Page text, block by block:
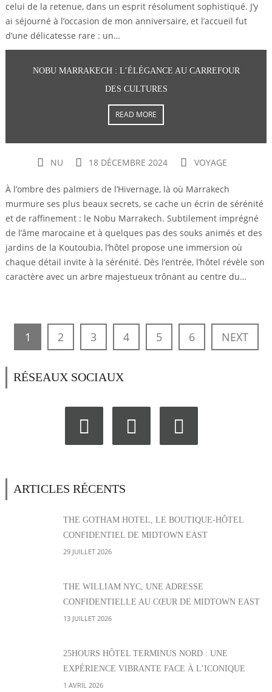
celui de la retenue, dans un esprit résolument sophistiqué. J’y
ai séjourné à l’occasion de mon anniversaire, et l’accueil fut
d’une délicatesse rare : un…
NOBU MARRAKECH : L’ÉLÉGANCE AU CARREFOUR
DES CULTURES
READ MORE
NU 18 DÉCEMBRE 2024 VOYAGE
À l’ombre des palmiers de l’Hivernage, là où Marrakech
murmure ses plus beaux secrets, se cache un écrin de sérénité
et de raffinement : le Nobu Marrakech. Subtilement imprégné
de l’âme marocaine et à quelques pas des souks animés et des
jardins de la Koutoubia, l’hôtel propose une immersion où
chaque détail invite à la sérénité. Dès l’entrée, l’hôtel révèle son
caractère avec un arbre majestueux trônant au centre du…
1 2 3 4 5 6 NEXT
RÉSEAUX SOCIAUX
ARTICLES RÉCENTS
THE GOTHAM HOTEL, LE BOUTIQUE-HÔTEL
CONFIDENTIEL DE MIDTOWN EAST
29 JUILLET 2026
THE WILLIAM NYC, UNE ADRESSE
CONFIDENTIELLE AU CŒUR DE MIDTOWN EAST
13 JUILLET 2026
25HOURS HÔTEL TERMINUS NORD : UNE
EXPÉRIENCE VIBRANTE FACE À L’ICONIQUE
GARE PARISIENNE
1 AVRIL 2026